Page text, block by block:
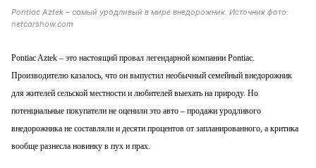
Pontiac Aztek – самый уродливый в мире внедорожник. Источник фото:
netcarshow.com
Pontiac Aztek – это настоящий провал легендарной компании Pontiac.
Производителю казалось, что он выпустил необычный семейный внедорожник
для жителей сельской местности и любителей выехать на природу. Но
потенциальные покупатели не оценили это авто – продажи уродливого
внедорожника не составляли и десяти процентов от запланированного, а критика
вообще разнесла новинку в пух и прах.